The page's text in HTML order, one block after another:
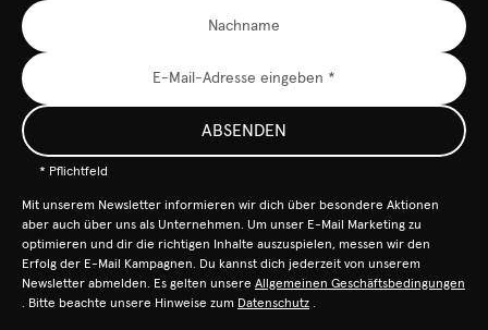
ABSENDEN
* Pflichtfeld
Mit unserem Newsletter informieren wir dich über besondere Aktionen
aber auch über uns als Unternehmen. Um unser E-Mail Marketing zu
optimieren und dir die richtigen Inhalte auszuspielen, messen wir den
Erfolg der E-Mail Kampagnen. Du kannst dich jederzeit von unserem
Newsletter abmelden. Es gelten unsere Allgemeinen Geschäftsbedingungen
. Bitte beachte unsere Hinweise zum Datenschutz .